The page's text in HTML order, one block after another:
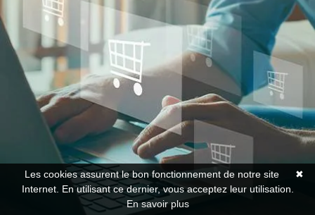
✖
Les cookies assurent le bon fonctionnement de notre site
Internet. En utilisant ce dernier, vous acceptez leur utilisation.
En savoir plus